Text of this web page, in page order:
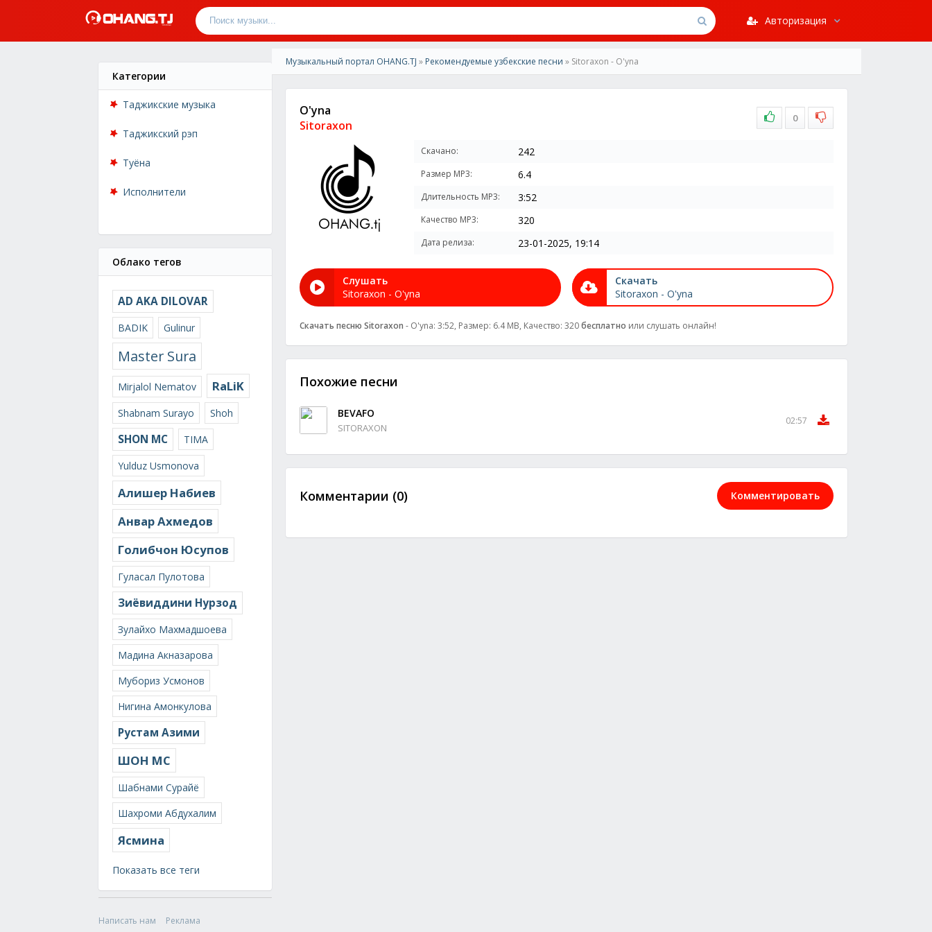
Авторизация
Категории
Таджикские музыка
Таджикский рэп
Туёна
Исполнители
Облако тегов
AD AKA DILOVAR
BADIK Gulinur
Master Sura
Mirjalol Nematov RaLiK
Shabnam Surayo Shoh
SHON MC
TIMA
Yulduz Usmonova
Алишер Набиев
Анвар Ахмедов
Голибчон Юсупов
Гуласал Пулотова
Зиёвиддини Нурзод
Зулайхо Махмадшоева
Мадина Акназарова
Мубориз Усмонов
Нигина Амонкулова
Рустам Азими
ШОН МС
Шабнами Сурайё
Шахроми Абдухалим
Ясмина
Показать все теги
Написать нам
Реклама
Музыкальный портал OHANG.TJ » Рекомендуемые узбекские песни » Sitoraxon - O'yna
O'yna
Sitoraxon
0
Скачано: 242
Размер MP3: 6.4
Длительность MP3: 3:52
Качество MP3: 320
Дата релиза: 23-01-2025, 19:14
Слушать
Sitoraxon - O'yna
Скачать
Sitoraxon - O'yna
Скачать песню Sitoraxon - O'yna: 3:52, Размер: 6.4 MB, Качество: 320бесплатно или слушать онлайн!
Похожие песни
BEVAFO
SITORAXON
02:57
Комментарии (0) Комментировать